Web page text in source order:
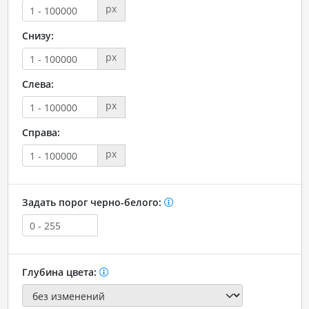
px
Снизу:
px
Слева:
px
Справа:
px
Задать порог черно-белого:
Глубина цвета: